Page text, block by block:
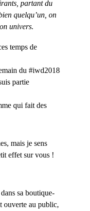
partant du
quelqu’un, on
univers.
temps de
du #iwd2018
partie
qui fait des
mais je sens
effet sur vous !
sa boutique-
ouverte au public,